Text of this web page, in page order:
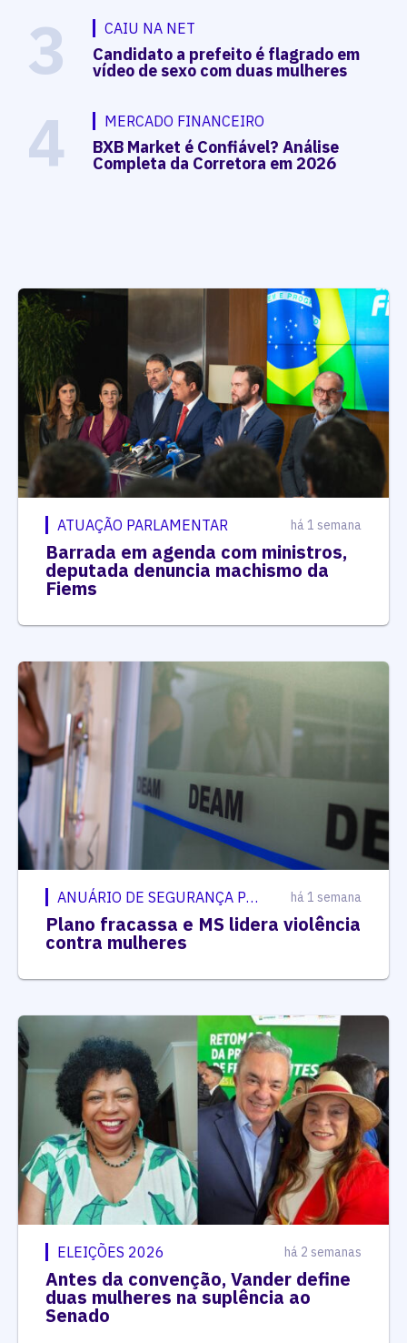
3 CAIU NA NET
Candidato a prefeito é flagrado em
vídeo de sexo com duas mulheres
4 MERCADO FINANCEIRO
BXB Market é Confiável? Análise
Completa da Corretora em 2026
ATUAÇÃO PARLAMENTAR há 1 semana
Barrada em agenda com ministros,
deputada denuncia machismo da
Fiems
ANUÁRIO DE SEGURANÇA PÚBLICA há 1 semana
Plano fracassa e MS lidera violência
contra mulheres
ELEIÇÕES 2026 há 2 semanas
Antes da convenção, Vander define
duas mulheres na suplência ao
Senado